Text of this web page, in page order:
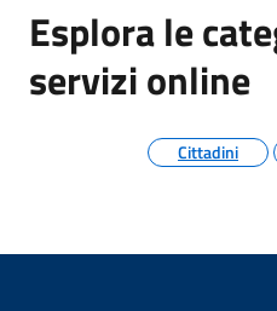
Esplora le
servizi online
Cittadini